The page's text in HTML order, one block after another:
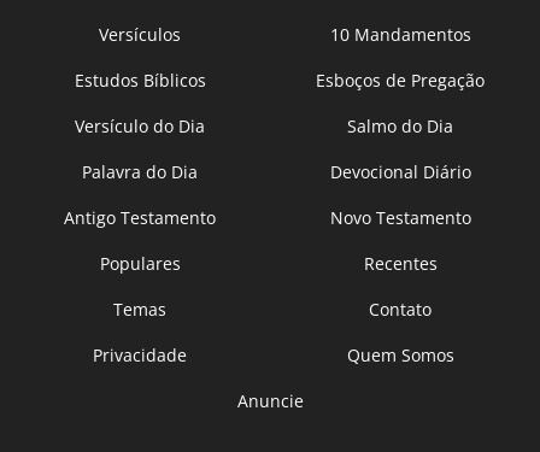
Versículos
10 Mandamentos
Estudos Bíblicos
Esboços de Pregação
Versículo do Dia
Salmo do Dia
Palavra do Dia
Devocional Diário
Antigo Testamento
Novo Testamento
Populares
Recentes
Temas
Contato
Privacidade
Quem Somos
Anuncie